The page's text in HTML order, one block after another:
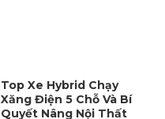
Top Xe Hybrid Chạy
Xăng Điện 5 Chỗ Và Bí
Quyết Nâng Nội Thất